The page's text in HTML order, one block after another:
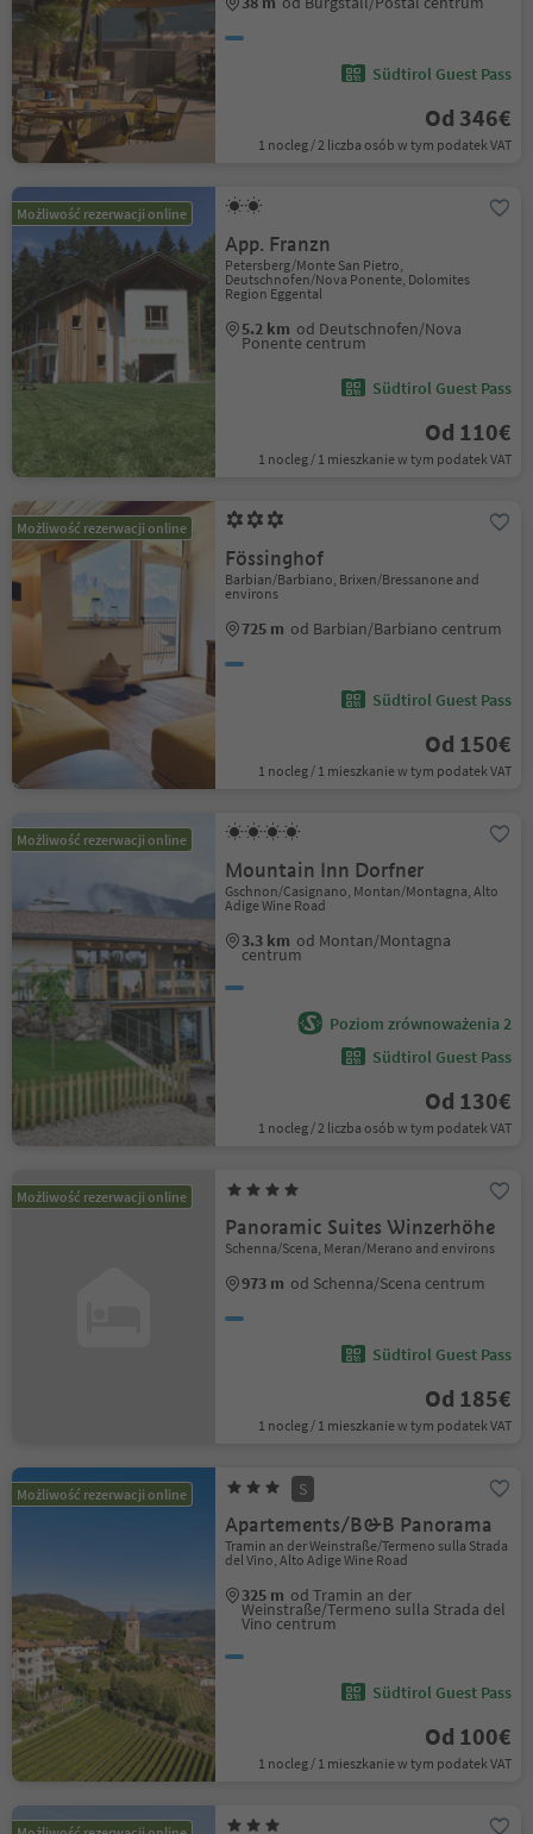
Südtirol Guest Pass
Od 346€
1 nocleg / 2 liczba osób w tym podatek VAT
Możliwość rezerwacji online
App. Franzn
Petersberg/Monte San Pietro,
Deutschnofen/Nova Ponente, Dolomites
Region Eggental
5.2 km od Deutschnofen/Nova
Ponente centrum
Südtirol Guest Pass
Od 110€
1 nocleg / 1 mieszkanie w tym podatek VAT
Możliwość rezerwacji online
Fössinghof
Barbian/Barbiano, Brixen/Bressanone and
environs
725 m od Barbian/Barbiano centrum
Südtirol Guest Pass
Od 150€
1 nocleg / 1 mieszkanie w tym podatek VAT
Możliwość rezerwacji online
Mountain Inn Dorfner
Gschnon/Casignano, Montan/Montagna, Alto
Adige Wine Road
3.3 km od Montan/Montagna
centrum
Poziom zrównoważenia 2
Südtirol Guest Pass
Od 130€
1 nocleg / 2 liczba osób w tym podatek VAT
Możliwość rezerwacji online
Panoramic Suites Winzerhöhe
Schenna/Scena, Meran/Merano and environs
973 m od Schenna/Scena centrum
Südtirol Guest Pass
Od 185€
1 nocleg / 1 mieszkanie w tym podatek VAT
Możliwość rezerwacji online S
Apartements/B&B Panorama
Tramin an der Weinstraße/Termeno sulla Strada
del Vino, Alto Adige Wine Road
325 m od Tramin an der
Weinstraße/Termeno sulla Strada del
Vino centrum
Südtirol Guest Pass
Od 100€
1 nocleg / 1 mieszkanie w tym podatek VAT